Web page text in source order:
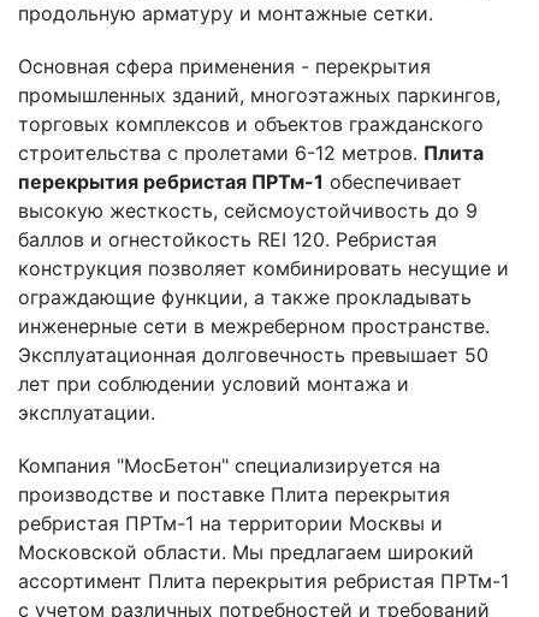
продольную арматуру и монтажные сетки.
Основная сфера применения - перекрытия
промышленных зданий, многоэтажных паркингов,
торговых комплексов и объектов гражданского
строительства с пролетами 6-12 метров. Плита
перекрытия ребристая ПРТм-1 обеспечивает
высокую жесткость, сейсмоустойчивость до 9
баллов и огнестойкость REI 120. Ребристая
конструкция позволяет комбинировать несущие и
ограждающие функции, а также прокладывать
инженерные сети в межреберном пространстве.
Эксплуатационная долговечность превышает 50
лет при соблюдении условий монтажа и
эксплуатации.
Компания "МосБетон" специализируется на
производстве и поставке Плита перекрытия
ребристая ПРТм-1 на территории Москвы и
Московской области. Мы предлагаем широкий
ассортимент Плита перекрытия ребристая ПРТм-1
с учетом различных потребностей и требований